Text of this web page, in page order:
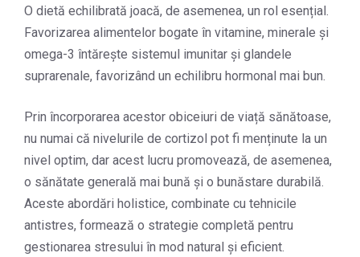
O dietă echilibrată joacă, de asemenea, un rol esențial.
Favorizarea alimentelor bogate în vitamine, minerale și
omega-3 întărește sistemul imunitar și glandele
suprarenale, favorizând un echilibru hormonal mai bun.
Prin încorporarea acestor obiceiuri de viață sănătoase,
nu numai că nivelurile de cortizol pot fi menținute la un
nivel optim, dar acest lucru promovează, de asemenea,
o sănătate generală mai bună și o bunăstare durabilă.
Aceste abordări holistice, combinate cu tehnicile
antistres, formează o strategie completă pentru
gestionarea stresului în mod natural și eficient.